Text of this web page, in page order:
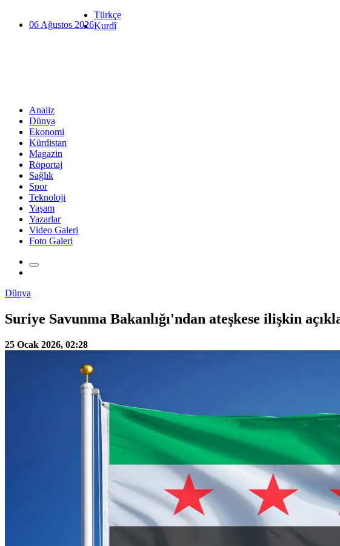
06 Ağustos 2026
Türkçe
Kurdî
Analiz
Dünya
Ekonomi
Kürdistan
Magazin
Röportaj
Sağlık
Spor
Teknoloji
Yaşam
Yazarlar
Video Galeri
Foto Galeri
Dünya
Suriye Savunma Bakanlığı'ndan ateşkese ilişkin
25 Ocak 2026, 02:28